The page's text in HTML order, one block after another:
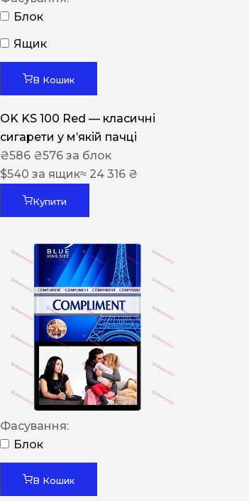
Блок
Ящик
В Кошик
OK KS 100 Red — класичні
сигарети у м’якій пачці
₴586 ₴576 за блок
$540 за ящик≈ 24 316 ₴
Купити
Фасування:
Блок
В Кошик